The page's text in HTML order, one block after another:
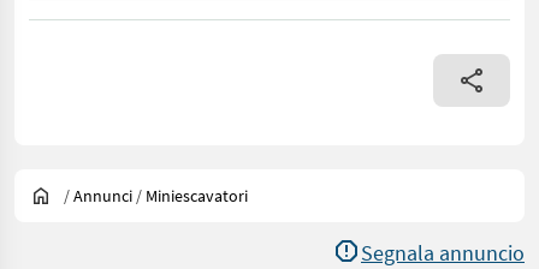
/Annunci / Miniescavatori
Segnala annuncio